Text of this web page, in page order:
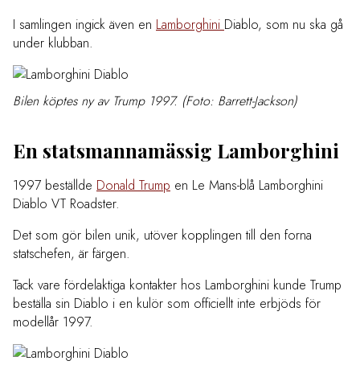
I samlingen ingick även en Lamborghini Diablo, som nu ska gå
under klubban.
Bilen köptes ny av Trump 1997. (Foto: Barrett-Jackson)
En statsmannamässig Lamborghini
1997 beställde Donald Trump en Le Mans-blå Lamborghini
Diablo VT Roadster.
Det som gör bilen unik, utöver kopplingen till den forna
statschefen, är färgen.
Tack vare fördelaktiga kontakter hos Lamborghini kunde Trump
beställa sin Diablo i en kulör som officiellt inte erbjöds för
modellår 1997.